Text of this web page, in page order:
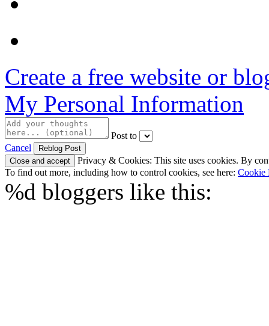
Create a free website or
My Personal Information
Post to
Cancel
Privacy & Cookies: This site uses cookies. By
To find out more, including how to control cookies, see here: Cookie
%d bloggers like this: